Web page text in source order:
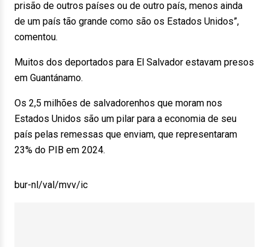
prisão de outros países ou de outro país, menos ainda
de um país tão grande como são os Estados Unidos”,
comentou.
Muitos dos deportados para El Salvador estavam presos
em Guantánamo.
Os 2,5 milhões de salvadorenhos que moram nos
Estados Unidos são um pilar para a economia de seu
país pelas remessas que enviam, que representaram
23% do PIB em 2024.
bur-nl/val/mvv/ic